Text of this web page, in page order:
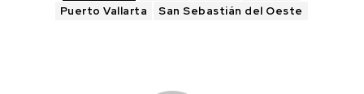
Puerto Vallarta
San Sebastián del Oeste